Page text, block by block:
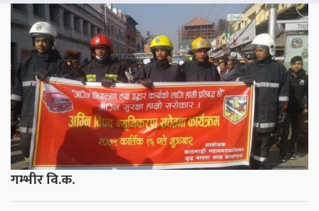
गम्भीर वि.क.